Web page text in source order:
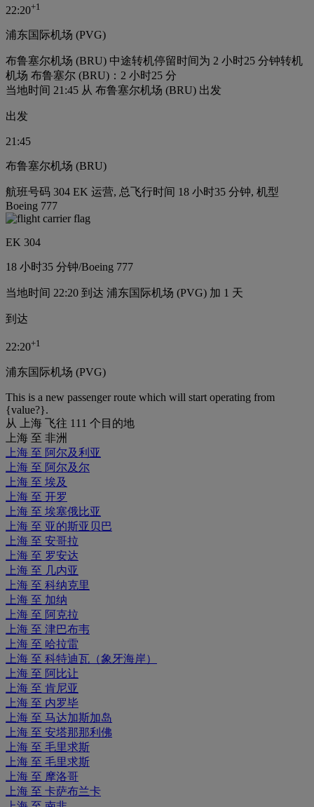
22:20+1
浦东国际机场 (PVG)
布鲁塞尔机场 (BRU) 中途转机停留时间为 2 小时25 分钟转机
机场 布鲁塞尔 (BRU)：2 小时25 分
当地时间 21:45 从 布鲁塞尔机场 (BRU) 出发
出发
21:45
布鲁塞尔机场 (BRU)
航班号码 304 EK 运营, 总飞行时间 18 小时35 分钟, 机型
Boeing 777
EK 304
18 小时35 分钟/Boeing 777
当地时间 22:20 到达 浦东国际机场 (PVG) 加 1 天
到达
22:20+1
浦东国际机场 (PVG)
This is a new passenger route which will start operating from
{value?}.
从 上海 飞往 111 个目的地
上海 至 非洲
上海 至 阿尔及利亚
上海 至 阿尔及尔
上海 至 埃及
上海 至 开罗
上海 至 埃塞俄比亚
上海 至 亚的斯亚贝巴
上海 至 安哥拉
上海 至 罗安达
上海 至 几内亚
上海 至 科纳克里
上海 至 加纳
上海 至 阿克拉
上海 至 津巴布韦
上海 至 哈拉雷
上海 至 科特迪瓦（象牙海岸）
上海 至 阿比让
上海 至 肯尼亚
上海 至 内罗毕
上海 至 马达加斯加岛
上海 至 安塔那那利佛
上海 至 毛里求斯
上海 至 毛里求斯
上海 至 摩洛哥
上海 至 卡萨布兰卡